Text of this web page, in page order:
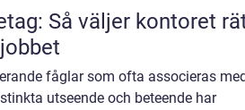
Så väljer kontoret
fåglar som ofta associeras
utseende och beteende har